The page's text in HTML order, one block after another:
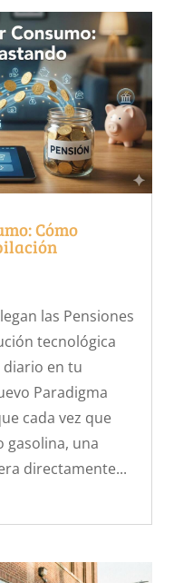
Cómo
las Pensiones
tecnológica
en tu
Paradigma
cada vez que
gasolina, una
directamente...